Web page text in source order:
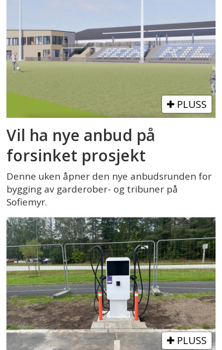
PLUSS
Vil ha nye anbud på
forsinket prosjekt
Denne uken åpner den nye anbudsrunden for
bygging av garderober- og tribuner på
Sofiemyr.
PLUSS